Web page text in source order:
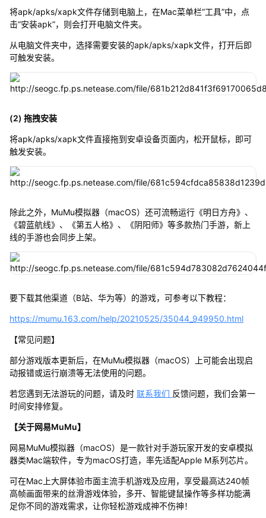
将apk/apks/xapk文件存储到电脑上，在Mac菜单栏“工具”中，点
击“安装apk”，则会打开电脑文件夹。
从电脑文件夹中，选择需要安装的apk/apks/xapk文件，打开后即
可触发安装。
(2) 拖拽安装
将apk/apks/xapk文件直接拖到安卓设备页面内，松开鼠标，即可
触发安装。
除此之外，MuMu模拟器（macOS）还可流畅运行《明日方舟》、
《碧蓝航线》、《第五人格》、《阴阳师》等多款热门手游，新上
线的手游也会同步上架。
要下载其他渠道（B站、华为等）的游戏，可参考以下教程：
https://mumu.163.com/help/20210525/35044_949950.html
【常见问题】
部分游戏版本更新后，在MuMu模拟器（macOS）上可能会出现启
动报错或运行崩溃等无法使用的问题。
若您遇到无法游玩的问题，请及时 联系我们 反馈问题，我们会第一
时间安排修复。
【关于网易MuMu】
网易MuMu模拟器（macOS）是一款针对手游玩家开发的安卓模拟
器类Mac端软件，专为macOS打造，率先适配Apple M系列芯片。
可在Mac上大屏体验市面主流手机游戏及应用，享受最高达240帧
高帧画面带来的丝滑游戏体验，多开、智能键鼠操作等多样功能满
足你不同的游戏需求，让你轻松游戏成神不伤神！